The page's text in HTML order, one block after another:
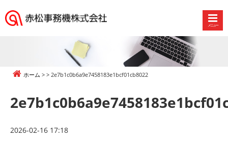
メニュー
式
ホーム 2e7b1c0b6a9e7458183e1bcf01cb8022
2026-02-16 17:18